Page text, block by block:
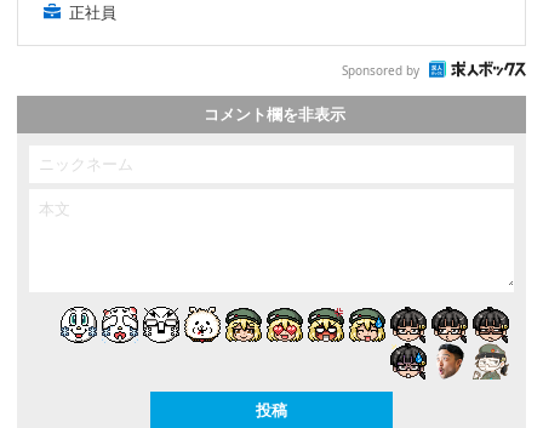
正社員
Sponsored by
コメント欄を非表示